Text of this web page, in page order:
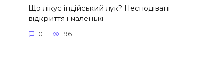
Що лікує індійський лук? Несподівані
відкриття і маленькі
0 96